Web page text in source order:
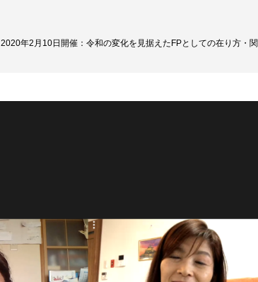
2020年2月10日開催：令和の変化を見据えたFPとしての在り方・